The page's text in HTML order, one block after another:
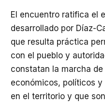
El encuentro ratifica el
desarrollado por Díaz-
que resulta práctica
con el pueblo y
constatan la marcha
económicos, políticos
en el territorio y que